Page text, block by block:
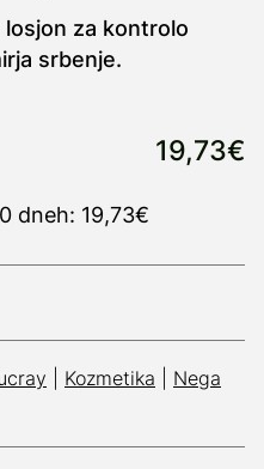
losjon za kontrolo
srbenje.
19,73€
dneh: 19,73€
Kozmetika
Nega